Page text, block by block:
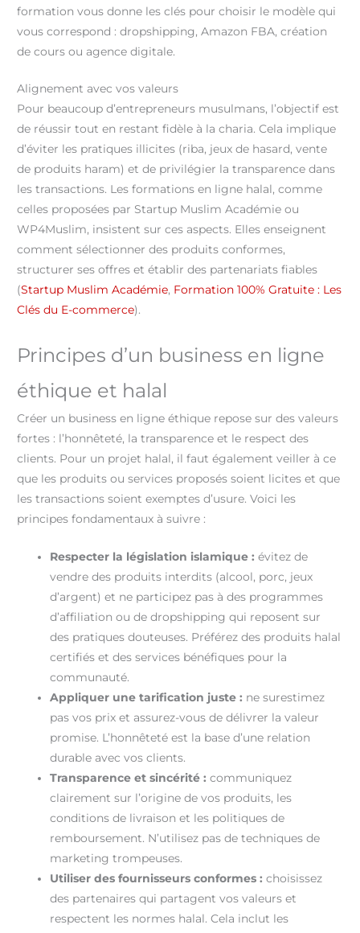
formation vous donne les clés pour choisir le modèle qui
vous correspond : dropshipping, Amazon FBA, création
de cours ou agence digitale.
Alignement avec vos valeurs
Pour beaucoup d’entrepreneurs musulmans, l’objectif est
de réussir tout en restant fidèle à la charia. Cela implique
d’éviter les pratiques illicites (riba, jeux de hasard, vente
de produits haram) et de privilégier la transparence dans
les transactions. Les formations en ligne halal, comme
celles proposées par Startup Muslim Académie ou
WP4Muslim, insistent sur ces aspects. Elles enseignent
comment sélectionner des produits conformes,
structurer ses offres et établir des partenariats fiables
(Startup Muslim Académie, Formation 100% Gratuite : Les
Clés du E-commerce).
Principes d’un business en ligne
éthique et halal
Créer un business en ligne éthique repose sur des valeurs
fortes : l’honnêteté, la transparence et le respect des
clients. Pour un projet halal, il faut également veiller à ce
que les produits ou services proposés soient licites et que
les transactions soient exemptes d’usure. Voici les
principes fondamentaux à suivre :
Respecter la législation islamique : évitez de
vendre des produits interdits (alcool, porc, jeux
d’argent) et ne participez pas à des programmes
d’affiliation ou de dropshipping qui reposent sur
des pratiques douteuses. Préférez des produits halal
certifiés et des services bénéfiques pour la
communauté.
Appliquer une tarification juste : ne surestimez
pas vos prix et assurez-vous de délivrer la valeur
promise. L’honnêteté est la base d’une relation
durable avec vos clients.
Transparence et sincérité : communiquez
clairement sur l’origine de vos produits, les
conditions de livraison et les politiques de
remboursement. N’utilisez pas de techniques de
marketing trompeuses.
Utiliser des fournisseurs conformes : choisissez
des partenaires qui partagent vos valeurs et
respectent les normes halal. Cela inclut les